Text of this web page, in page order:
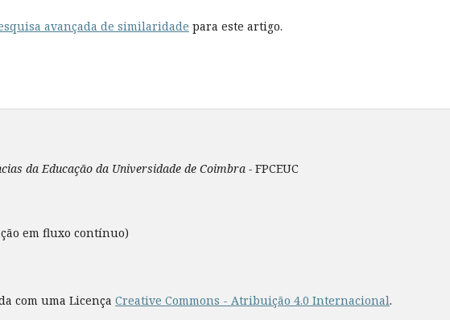
avançada de similaridade para este artigo.
da Educação da Universidade de Coimbra - FPCEUC
em fluxo contínuo)
com uma Licença Creative Commons - Atribuição 4.0 Internacional.